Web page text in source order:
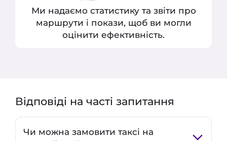
Ми надаємо статистику та звіти про
маршрути і покази, щоб ви могли
оцінити ефективність.
Відповіді на часті запитання
Чи можна замовити таксі на